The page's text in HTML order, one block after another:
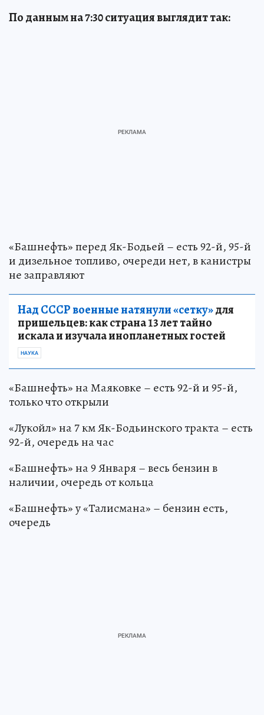
По данным на 7:30 ситуация выглядит так:
«Башнефть» перед Як-Бодьей – есть 92-й, 95-й
и дизельное топливо, очереди нет, в канистры
не заправляют
Над СССР военные натянули «сетку»для
пришельцев: как страна 13 лет тайно
искала и изучала инопланетных гостей
НАУКА
«Башнефть» на Маяковке – есть 92-й и 95-й,
только что открыли
«Лукойл» на 7 км Як-Бодьинского тракта – есть
92-й, очередь на час
«Башнефть» на 9 Января – весь бензин в
наличии, очередь от кольца
«Башнефть» у «Талисмана» – бензин есть,
очередь